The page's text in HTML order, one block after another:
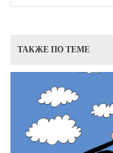
ТАКЖЕ ПО ТЕМЕ